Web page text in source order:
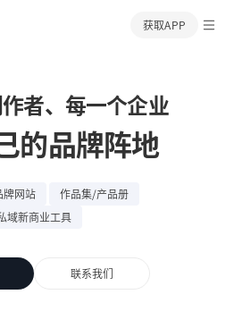
获取APP
者、每一个企业
的品牌阵地
牌网站 作品集/产品册
域新商业工具
联系我们